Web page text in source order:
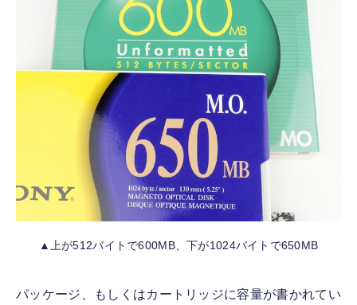
▲上が512バイトで600MB、下が1024バイトで650MB
パッケージ、もしくはカートリッジに容量が書かれてい